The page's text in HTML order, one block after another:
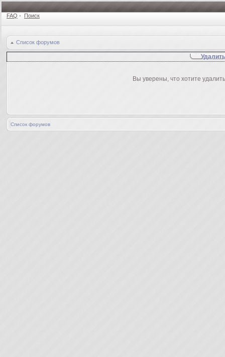
FAQ • Поиск
Список форумов
Вы уверены, что хотите
Список форумов